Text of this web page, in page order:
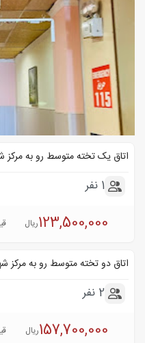
اتاق یک تخته متوسط رو به مرکز
1 نفر
123,500,000ریال
اتاق دو تخته متوسط رو به مرکز
2 نفر
157,700,000ریال